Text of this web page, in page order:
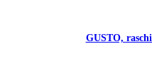
GUSTO,